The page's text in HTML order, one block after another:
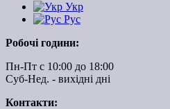
Укр
Рус
Робочі години:
Пн-Пт с 10:00 до 18:00
Суб-Нед. - вихідні дні
Контакти: